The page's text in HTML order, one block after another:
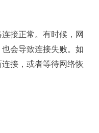
接正常。有时候，网
会导致连接失败。如
接，或者等待网络恢